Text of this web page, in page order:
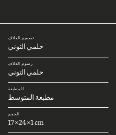
تصميم الغلاف
حلمي التوني
رسوم الغلاف
حلمي التوني
المطبعة
مطبعة المتوسط
الحجم
17x24x1 cm